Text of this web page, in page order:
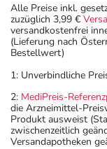
Alle Preise inkl.
zuzüglich 3,99 €
versandkostenfrei
(Lieferung nach
Bestellwert)
1: Unverbindliche
2: MediPreis-
die Arzneimittel-
Produkt ausweist
zwischenzeitlich
Versandapotheken